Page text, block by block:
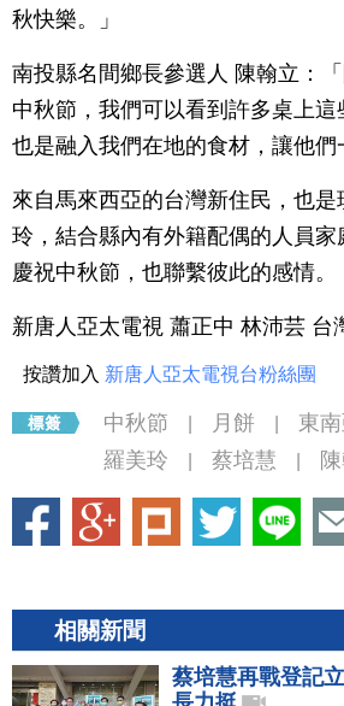
秋快樂。」
南投縣名間鄉長參選人 陳翰立：
中秋節，我們可以看到許多桌上這
也是融入我們在地的食材，讓他們
來自馬來西亞的台灣新住民，也
玲，結合縣內有外籍配偶的人員
慶祝中秋節，也聯繫彼此的感情。
新唐人亞太電視 蕭正中 林沛芸 台
按讚加入 新唐人亞太電視台粉絲團
中秋節 月餅 東
羅美玲 蔡培慧
相關新聞
蔡培慧再戰登記